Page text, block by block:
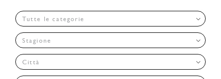
Tutte le categorie
Stagione
Città